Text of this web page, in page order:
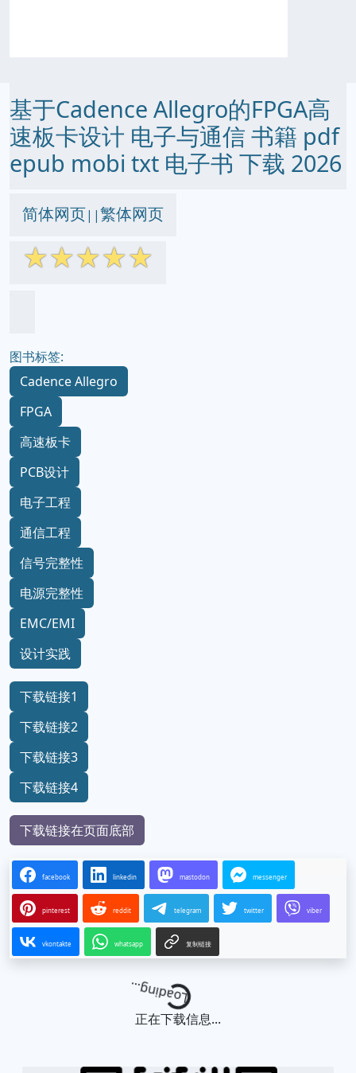
基于Cadence Allegro的FPGA高
速板卡设计 电子与通信 书籍 pdf
epub mobi txt 电子书 下载 2026
简体网页||繁体网页
☆☆☆☆☆
图书标签:
Cadence Allegro
FPGA
高速板卡
PCB设计
电子工程
通信工程
信号完整性
电源完整性
EMC/EMI
设计实践
下载链接1
下载链接2
下载链接3
下载链接4
下载链接在页面底部
facebook linkedin mastodon messenger
pinterest reddit telegram twitter viber
vkontakte whatsapp 复制链接
Loading...
正在下载信息...